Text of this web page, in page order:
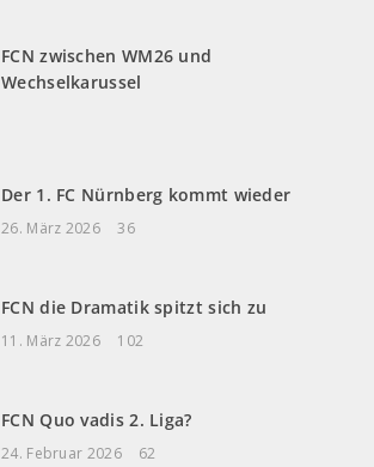
FCN zwischen WM26 und
Wechselkarussel
Der 1. FC Nürnberg kommt wieder
26. März 2026 36
FCN die Dramatik spitzt sich zu
11. März 2026 102
FCN Quo vadis 2. Liga?
24. Februar 2026 62